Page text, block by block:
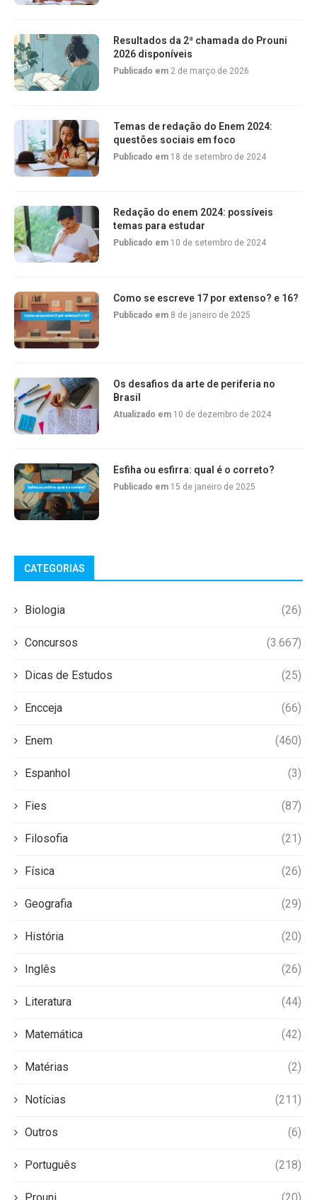
Resultados da 2ª chamada do Prouni
2026 disponíveis
Publicado em 2 de março de 2026
Temas de redação do Enem 2024:
questões sociais em foco
Publicado em 18 de setembro de 2024
Redação do enem 2024: possíveis
temas para estudar
Publicado em 10 de setembro de 2024
Como se escreve 17 por extenso? e 16?
Publicado em 8 de janeiro de 2025
Os desafios da arte de periferia no
Brasil
Atualizado em 10 de dezembro de 2024
Esfiha ou esfirra: qual é o correto?
Publicado em 15 de janeiro de 2025
CATEGORIAS
Biologia (26)
Concursos (3.667)
Dicas de Estudos (25)
Encceja (66)
Enem (460)
Espanhol (3)
Fies (87)
Filosofia (21)
Física (26)
Geografia (29)
História (20)
Inglês (26)
Literatura (44)
Matemática (42)
Matérias (2)
Notícias (211)
Outros (6)
Português (218)